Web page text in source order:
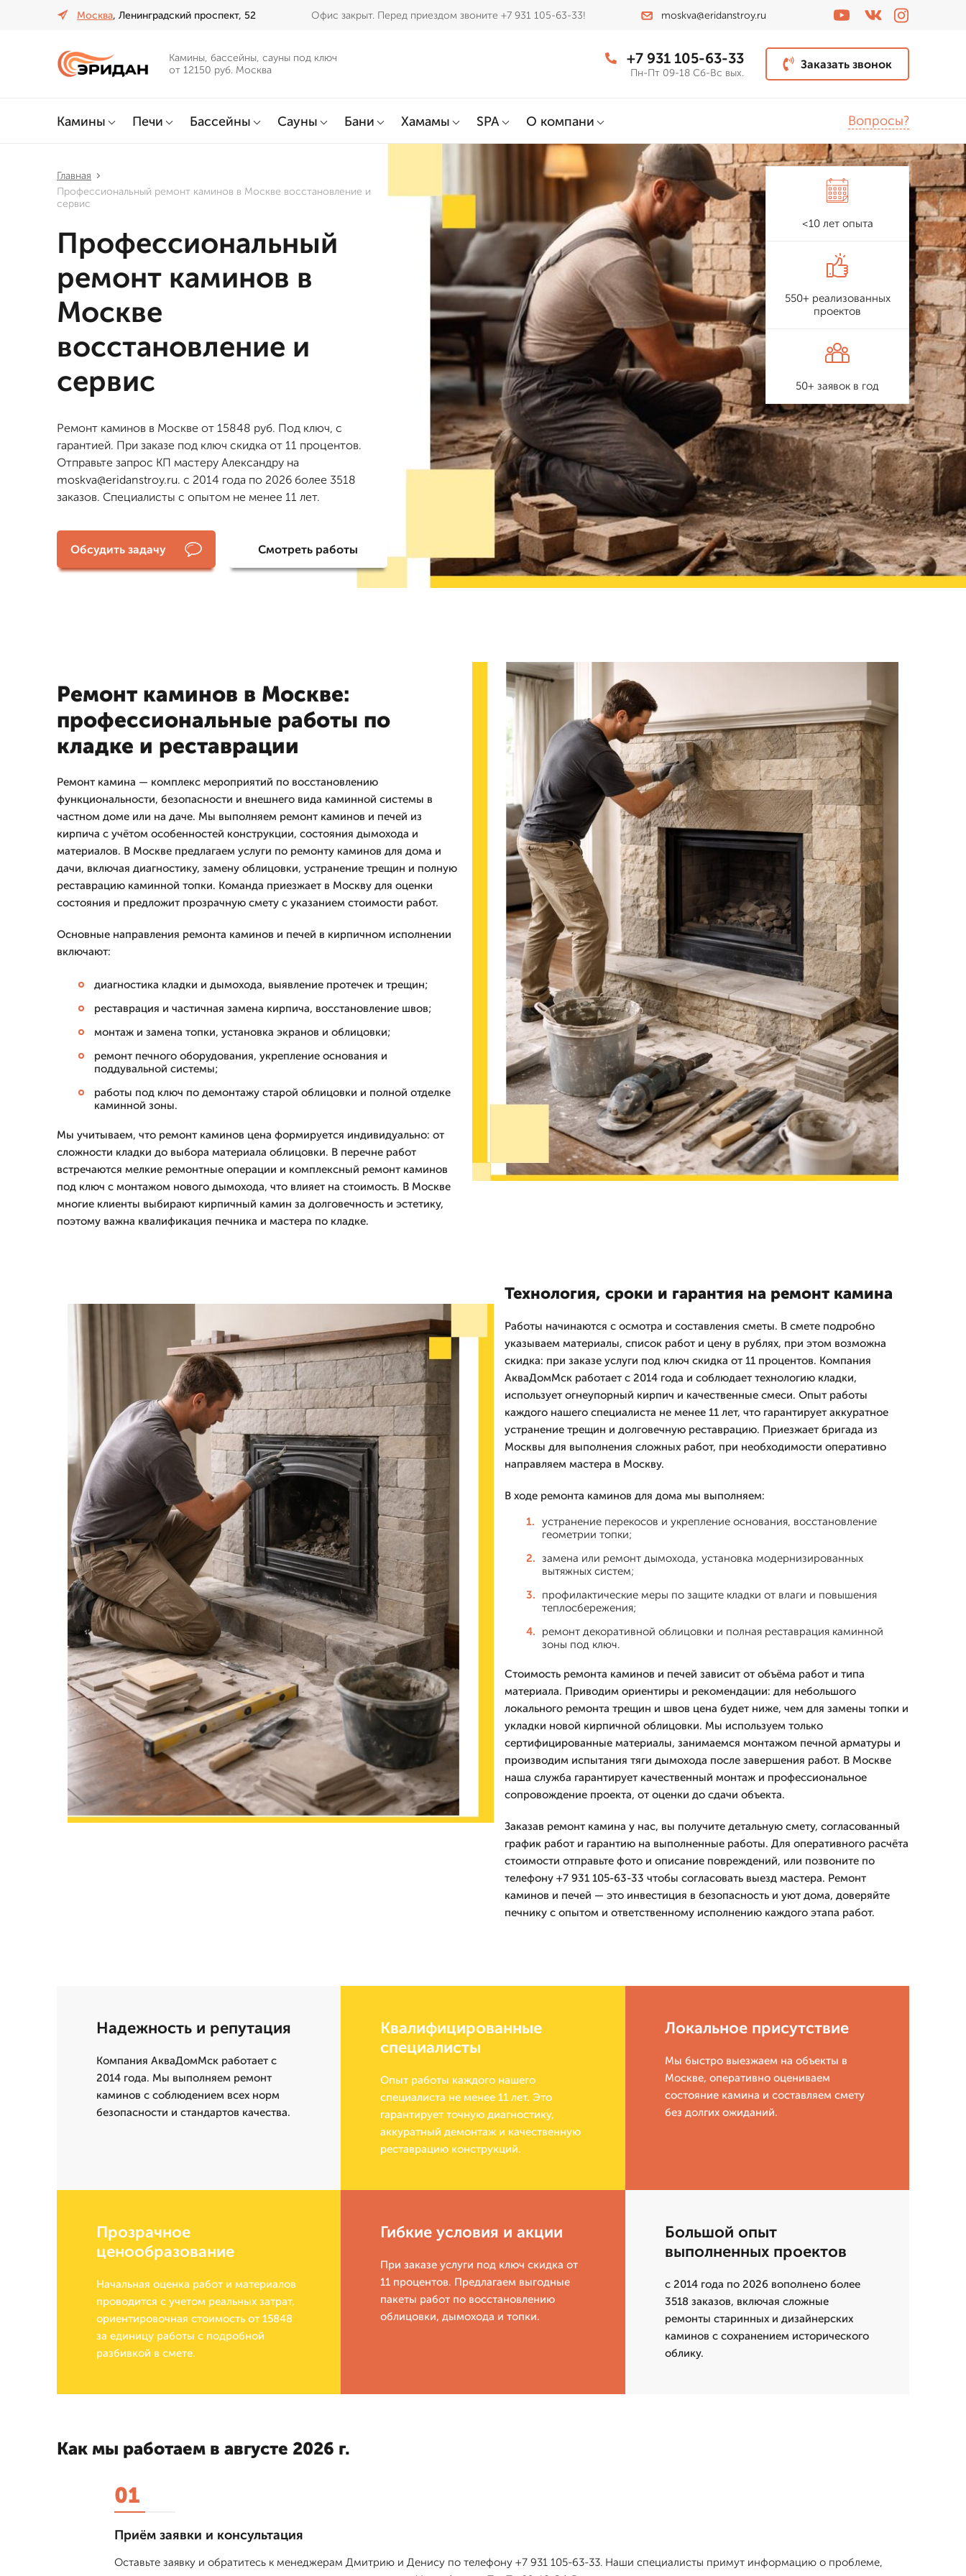
Москва, Ленинградский проспект, 52 Офис закрыт. Перед приездом звоните +7 931 105-63-33! moskva@eridanstroy.ru
Камины, бассейны, сауны под ключ
от 12150 руб. Москва
+7 931 105-63-33
Пн-Пт 09-18 Сб-Вс вых.
Заказать звонок
Камины Печи Бассейны Сауны Бани Хамамы SPA О компани Вопросы?
Главная
Профессиональный ремонт каминов в Москве восстановление и
сервис
Профессиональный
ремонт каминов в
Москве
восстановление и
сервис
Ремонт каминов в Москве от 15848 руб. Под ключ, с
гарантией. При заказе под ключ скидка от 11 процентов.
Отправьте запрос КП мастеру Александру на
moskva@eridanstroy.ru. с 2014 года по 2026 более 3518
заказов. Специалисты с опытом не менее 11 лет.
Обсудить задачу Смотреть работы
<10 лет опыта
550+ реализованных
проектов
50+ заявок в год
Ремонт каминов в Москве:
профессиональные работы по
кладке и реставрации
Ремонт камина — комплекс мероприятий по восстановлению
функциональности, безопасности и внешнего вида каминной системы в
частном доме или на даче. Мы выполняем ремонт каминов и печей из
кирпича с учётом особенностей конструкции, состояния дымохода и
материалов. В Москве предлагаем услуги по ремонту каминов для дома и
дачи, включая диагностику, замену облицовки, устранение трещин и полную
реставрацию каминной топки. Команда приезжает в Москву для оценки
состояния и предложит прозрачную смету с указанием стоимости работ.
Основные направления ремонта каминов и печей в кирпичном исполнении
включают:
диагностика кладки и дымохода, выявление протечек и трещин;
реставрация и частичная замена кирпича, восстановление швов;
монтаж и замена топки, установка экранов и облицовки;
ремонт печного оборудования, укрепление основания и
поддувальной системы;
работы под ключ по демонтажу старой облицовки и полной отделке
каминной зоны.
Мы учитываем, что ремонт каминов цена формируется индивидуально: от
сложности кладки до выбора материала облицовки. В перечне работ
встречаются мелкие ремонтные операции и комплексный ремонт каминов
под ключ с монтажом нового дымохода, что влияет на стоимость. В Москве
многие клиенты выбирают кирпичный камин за долговечность и эстетику,
поэтому важна квалификация печника и мастера по кладке.
Технология, сроки и гарантия на ремонт камина
Работы начинаются с осмотра и составления сметы. В смете подробно
указываем материалы, список работ и цену в рублях, при этом возможна
скидка: при заказе услуги под ключ скидка от 11 процентов. Компания
АкваДомМск работает с 2014 года и соблюдает технологию кладки,
использует огнеупорный кирпич и качественные смеси. Опыт работы
каждого нашего специалиста не менее 11 лет, что гарантирует аккуратное
устранение трещин и долговечную реставрацию. Приезжает бригада из
Москвы для выполнения сложных работ, при необходимости оперативно
направляем мастера в Москву.
В ходе ремонта каминов для дома мы выполняем:
устранение перекосов и укрепление основания, восстановление
геометрии топки;
замена или ремонт дымохода, установка модернизированных
вытяжных систем;
профилактические меры по защите кладки от влаги и повышения
теплосбережения;
ремонт декоративной облицовки и полная реставрация каминной
зоны под ключ.
Стоимость ремонта каминов и печей зависит от объёма работ и типа
материала. Приводим ориентиры и рекомендации: для небольшого
локального ремонта трещин и швов цена будет ниже, чем для замены топки и
укладки новой кирпичной облицовки. Мы используем только
сертифицированные материалы, занимаемся монтажом печной арматуры и
производим испытания тяги дымохода после завершения работ. В Москве
наша служба гарантирует качественный монтаж и профессиональное
сопровождение проекта, от оценки до сдачи объекта.
Заказав ремонт камина у нас, вы получите детальную смету, согласованный
график работ и гарантию на выполненные работы. Для оперативного расчёта
стоимости отправьте фото и описание повреждений, или позвоните по
телефону +7 931 105-63-33 чтобы согласовать выезд мастера. Ремонт
каминов и печей — это инвестиция в безопасность и уют дома, доверяйте
печнику с опытом и ответственному исполнению каждого этапа работ.
Надежность и репутация
Компания АкваДомМск работает с
2014 года. Мы выполняем ремонт
каминов с соблюдением всех норм
безопасности и стандартов качества.
Квалифицированные
специалисты
Опыт работы каждого нашего
специалиста не менее 11 лет. Это
гарантирует точную диагностику,
аккуратный демонтаж и качественную
реставрацию конструкций.
Локальное присутствие
Мы быстро выезжаем на объекты в
Москве, оперативно оцениваем
состояние камина и составляем смету
без долгих ожиданий.
Прозрачное
ценообразование
Начальная оценка работ и материалов
проводится с учетом реальных затрат,
ориентировочная стоимость от 15848
за единицу работы с подробной
разбивкой в смете.
Гибкие условия и акции
При заказе услуги под ключ скидка от
11 процентов. Предлагаем выгодные
пакеты работ по восстановлению
облицовки, дымохода и топки.
Большой опыт
выполненных проектов
с 2014 года по 2026 вополнено более
3518 заказов, включая сложные
ремонты старинных и дизайнерских
каминов с сохранением исторического
облику.
Как мы работаем в августе 2026 г.
01
Приём заявки и консультация
Оставьте заявку и обратитесь к менеджерам Дмитрию и Денису по телефону +7 931 105-63-33. Наши специалисты примут информацию о проблеме,